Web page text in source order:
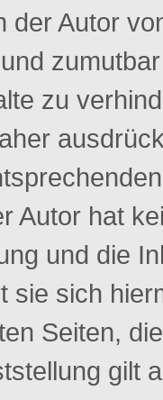
der Autor
zu
Autor hat
und die
sie sich
Seiten,
gilt